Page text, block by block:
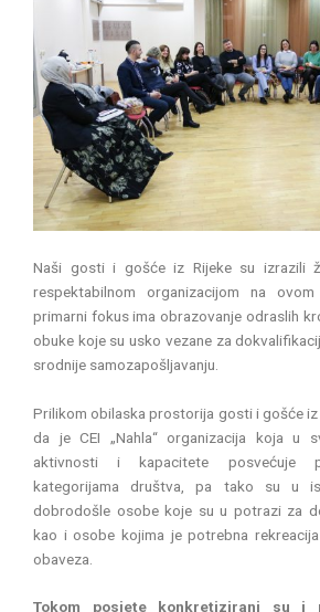
Naši gosti i gošće iz Rijeke su izrazili
respektabilnom organizacijom na
primarni fokus ima obrazovanje odraslih
obuke koje su usko vezane za
srodnije samozapošljavanju.
Prilikom obilaska prostorija gosti i gošće iz
da je CEI „Nahla“ organizacija koja u
aktivnosti i kapacitete posvećuje
kategorijama društva, pa tako su u
dobrodošle osobe koje su u potrazi za
kao i osobe kojima je potrebna
obaveza.
Tokom posjete konkretizirani su i